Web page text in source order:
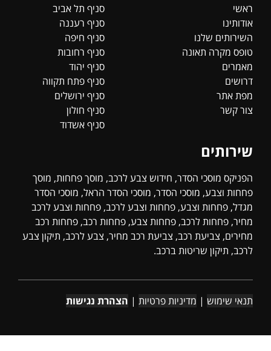
ראשי
אודותינו
השירותים שלנו
טופס מקרה תאונה
מאמרים
דרושים
מפת אתר
צור קשר
סניף תל אביב
סניף רעננה
סניף חיפה
סניף רחובות
סניף יהוד
סניף פתח תקווה
סניף ירושלים
סניף חולון
סניף אשדוד
שירותים
הפניקס מוסכי הסדר, חידוש צבע לרכב, מוסך פחחות, מוסך
פחחות וצבע, מוסכי הסדר, מוסכי הסדר הראל, מוסכי הסדר
מגדל, פחחות וצבע, פחחות וצבע לרכב, פחחות וצבע לרכב
מחיר, פחחות לרכב, פחחות צבע, פחחות רכב, פחחות רכב
מחירים, צביעת רכב, צביעת רכב מחיר, צבע לרכב, תיקון צבע
לרכב, תיקון שריטות ברכב.
תנאי שימוש | מדיניות פרטיות | הצהרת נגישות